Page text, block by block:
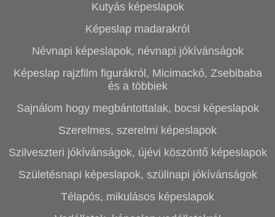
Kutyás képeslapok
Képeslap madarakról
Névnapi képeslapok, névnapi jókívánságok
Képeslap rajzfilm figurákról, Micimackó, Zsebibaba
és a többiek
Sajnálom hogy megbántottalak, bocsi képeslapok
Szerelmes, szerelmi képeslapok
Szilveszteri jókívánságok, újévi köszöntő képeslapok
Születésnapi képeslapok, szülinapi jókívánságok
Télapós, mikulásos képeslapok